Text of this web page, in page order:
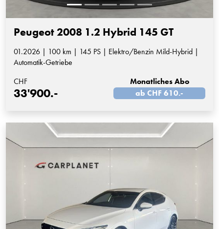
Peugeot 2008 1.2 Hybrid 145 GT
01.2026 | 100 km | 145 PS | Elektro/Benzin Mild-Hybrid |
Automatik-Getriebe
CHF
33'900.-
Monatliches Abo
ab CHF 610.-